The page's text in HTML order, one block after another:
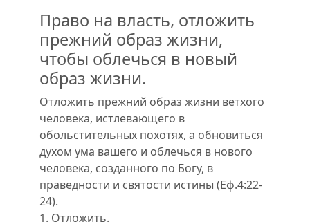
Право на власть, отложить
прежний образ жизни,
чтобы облечься в новый
образ жизни.
Отложить прежний образ жизни ветхого
человека, истлевающего в
обольстительных похотях, а обновиться
духом ума вашего и облечься в нового
человека, созданного по Богу, в
праведности и святости истины (Еф.4:22-
24).
1. Отложить.